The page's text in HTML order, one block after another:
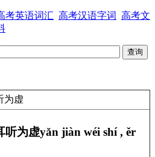
考英语词汇 高考汉语字词 高考文
为虚
听为虚yǎn jiàn wéi shí , ěr